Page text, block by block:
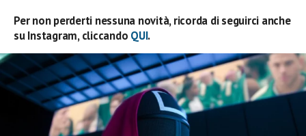
Per non perderti nessuna novità, ricorda di seguirci anche
su Instagram, cliccando QUI.